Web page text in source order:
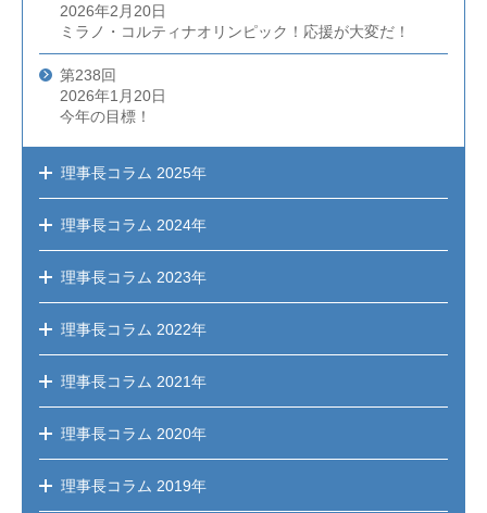
2026年2月20日
ミラノ・コルティナオリンピック！応援が大変だ！
第238回
2026年1月20日
今年の目標！
理事長コラム 2025年
理事長コラム 2024年
理事長コラム 2023年
理事長コラム 2022年
理事長コラム 2021年
理事長コラム 2020年
理事長コラム 2019年